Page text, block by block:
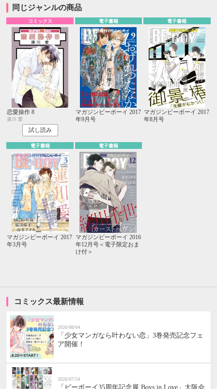
同じジャンルの商品
コミックス
恋愛操作 8
蓮川 愛
試し読み
電子書籍
マガジンビーボーイ 2017
年9月号
電子書籍
マガジンビーボーイ 2017
年8月号
電子書籍
マガジンビーボーイ 2017
年3月号
電子書籍
マガジンビーボーイ 2016
年12月号＜電子限定おま
け付＞
コミックス最新情報
2026/08/04
「少女マンガなら叶わない恋」3巻発売記念フェ
ア開催！
2026/07/24
「ビーボーイ35周年記念展 Boys in Love」大阪会